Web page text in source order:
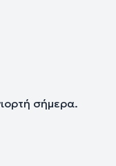
σήμερα.